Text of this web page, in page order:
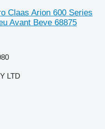
Claas Arion 600 Series
Avant Beve 68875
LTD